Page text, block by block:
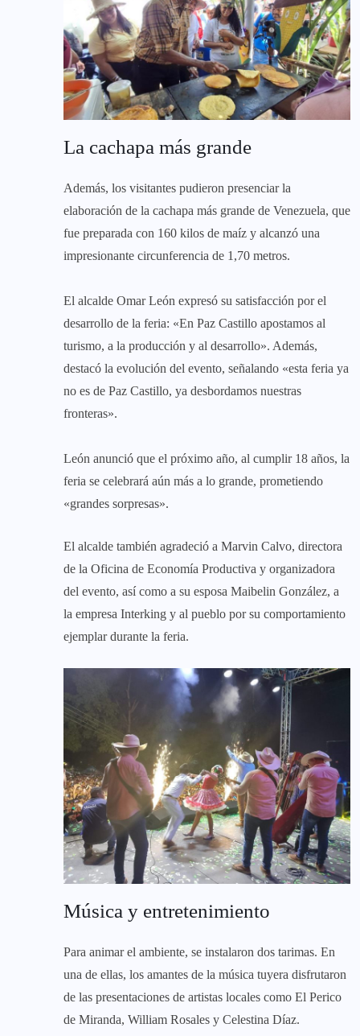
La cachapa más grande
Además, los visitantes pudieron presenciar la
elaboración de la cachapa más grande de Venezuela, que
fue preparada con 160 kilos de maíz y alcanzó una
impresionante circunferencia de 1,70 metros.
El alcalde Omar León expresó su satisfacción por el
desarrollo de la feria: «En Paz Castillo apostamos al
turismo, a la producción y al desarrollo». Además,
destacó la evolución del evento, señalando «esta feria ya
no es de Paz Castillo, ya desbordamos nuestras
fronteras».
León anunció que el próximo año, al cumplir 18 años, la
feria se celebrará aún más a lo grande, prometiendo
«grandes sorpresas».
El alcalde también agradeció a Marvin Calvo, directora
de la Oficina de Economía Productiva y organizadora
del evento, así como a su esposa Maibelin González, a
la empresa Interking y al pueblo por su comportamiento
ejemplar durante la feria.
Música y entretenimiento
Para animar el ambiente, se instalaron dos tarimas. En
una de ellas, los amantes de la música tuyera disfrutaron
de las presentaciones de artistas locales como El Perico
de Miranda, William Rosales y Celestina Díaz.